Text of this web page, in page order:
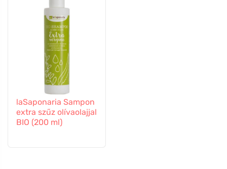
laSaponaria Sampon
extra szűz olívaolajjal
BIO (200 ml)